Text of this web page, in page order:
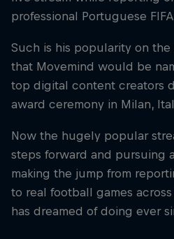
professional Portuguese
Such is his popularity on
that Movemind would be
top digital content creators
award ceremony in Milan,
Now the hugely popular
steps forward and pursuing
making the jump from
to real football games
has dreamed of doing ever